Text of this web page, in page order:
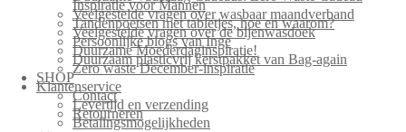
Inspiratie voor Mannen
Veelgestelde vragen over wasbaar maandverband
Tandenpoetsen met tabletjes, hoe en waarom?
Veelgestelde vragen over de bijenwasdoek
Persoonlijke blogs van Inge
Duurzame Moederdaginspiratie!
Duurzaam plasticvrij kerstpakket van Bag-again
Zero waste December-inspiratie
SHOP
Klantenservice
Contact
Levertijd en verzending
Retourneren
Betalingsmogelijkheden